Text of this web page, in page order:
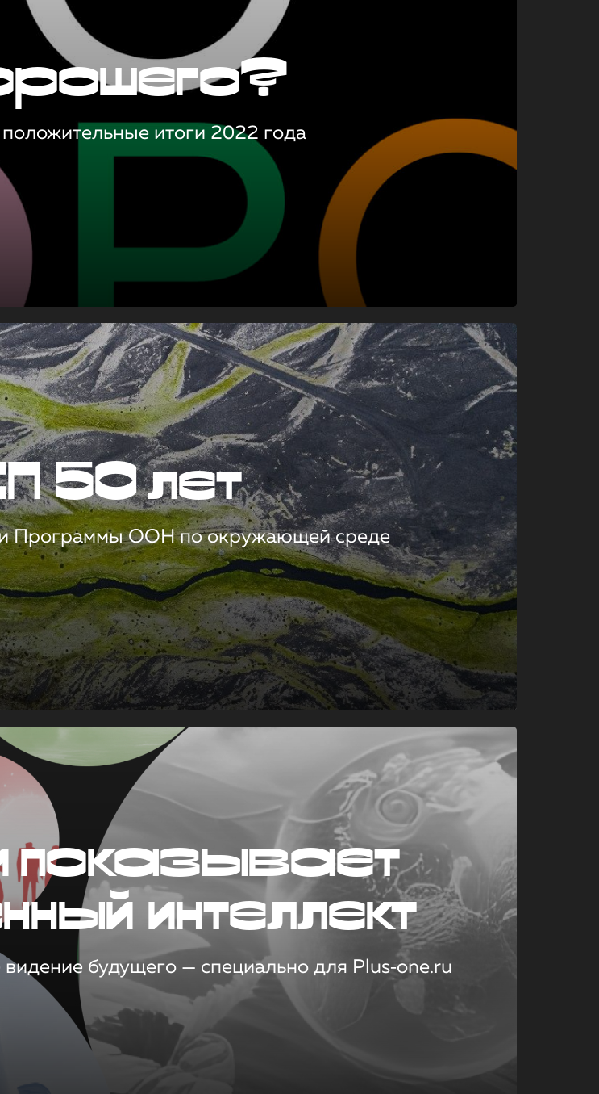
итоги 2022 года
50 лет
Программы ООН по окружающей среде
показывает
интеллект
будущего — специально для Plus‑one.ru